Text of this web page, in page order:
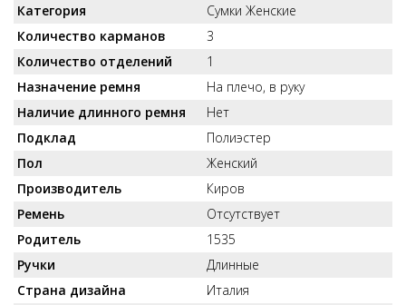
Категория
Сумки Женские
Количество карманов
3
Количество отделений
1
Назначение ремня
На плечо, в руку
Наличие длинного ремня
Нет
Подклад
Полиэстер
Пол
Женский
Производитель
Киров
Ремень
Отсутствует
Родитель
1535
Ручки
Длинные
Страна дизайна
Италия